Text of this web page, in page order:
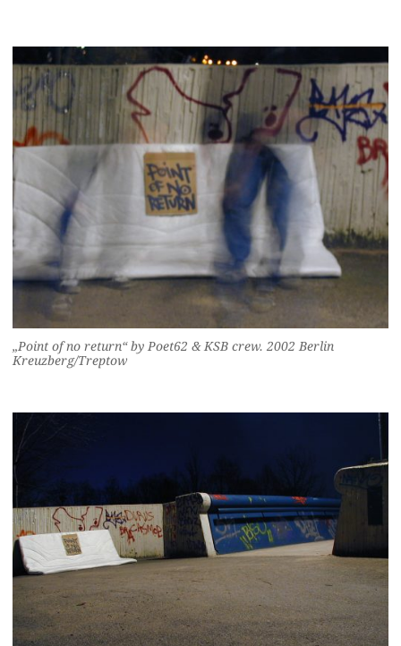
„Point of no return“ by Poet62 & KSB crew. 2002 Berlin
Kreuzberg/Treptow